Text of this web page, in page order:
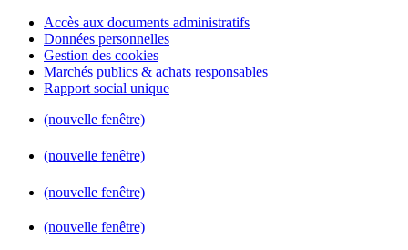
Accès aux documents administratifs
Données personnelles
Gestion des cookies
Marchés publics & achats responsables
Rapport social unique
(nouvelle fenêtre)
(nouvelle fenêtre)
(nouvelle fenêtre)
(nouvelle fenêtre)